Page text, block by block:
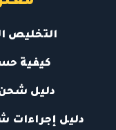
التخليص
كيفية
دليل
دليل إجراءات